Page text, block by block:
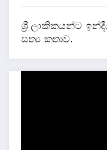
ශ්‍රී ලාකිකයන්ට
සත්‍ය කතාව.